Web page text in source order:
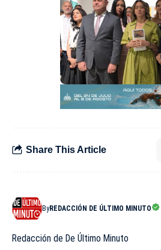
Share This Article
ByREDACCIÓN DE ÚLTIMO MINUTO
Redacción de De Último Minuto